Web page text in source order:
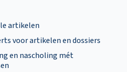
artikelen
voor artikelen en dossiers
en nascholing mét